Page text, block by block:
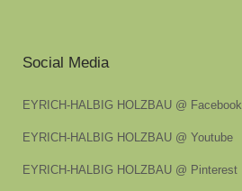
Social Media
EYRICH-HALBIG HOLZBAU @ Facebook
EYRICH-HALBIG HOLZBAU @ Youtube
EYRICH-HALBIG HOLZBAU @ Pinterest